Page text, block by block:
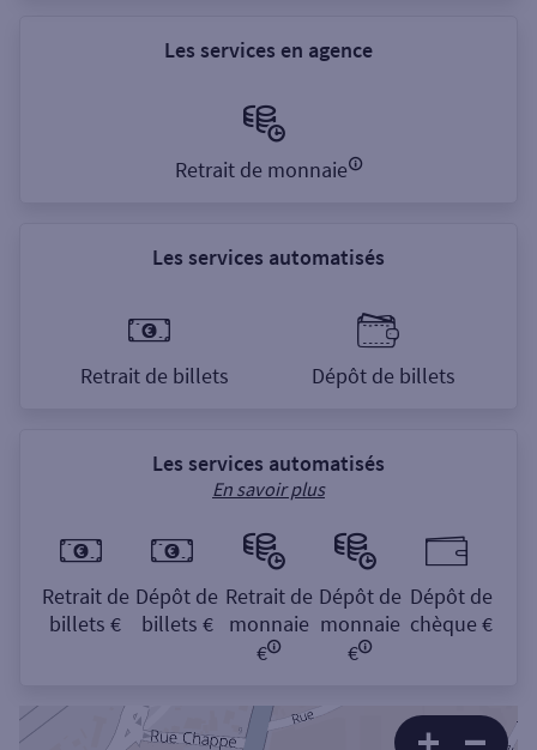
Les services en agence
Retrait de monnaie
Les services automatisés
Retrait de billets Dépôt de billets
Les services automatisés
En savoir plus
Retrait de
billets €
Dépôt de
billets €
Retrait de
monnaie
€
Dépôt de
monnaie
€
Dépôt de
chèque €